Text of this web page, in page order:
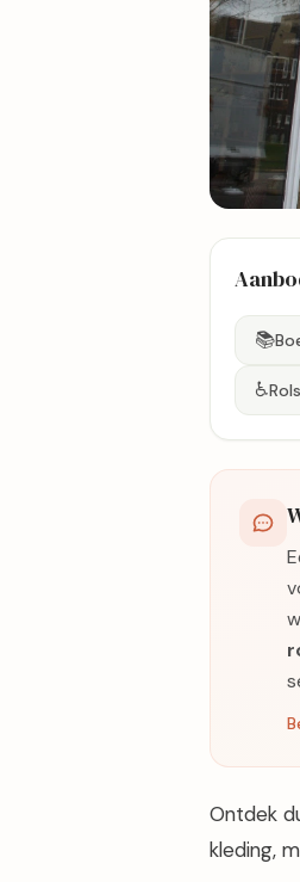
📚
♿
Ontdek
kleding,